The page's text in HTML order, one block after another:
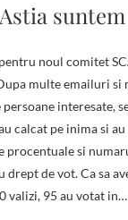
Astia suntem
noul comitet
multe emailuri si
interesate,
calcat pe inima si
procentuale si
drept de vot. Ca sa
valizi, 95 au votat in…